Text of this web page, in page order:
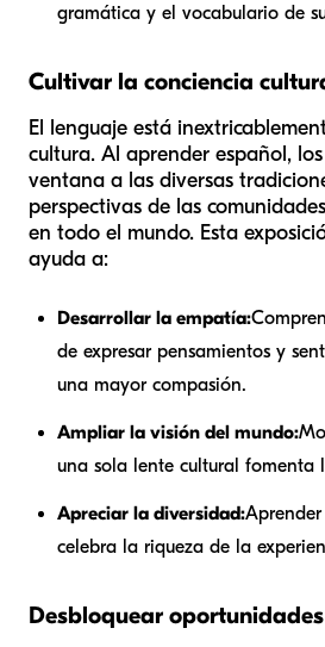
gramática y el vocabulario de
Cultivar la conciencia
El lenguaje está
cultura. Al aprender español,
ventana a las diversas
perspectivas de las
en todo el mundo. Esta
ayuda a:
Desarrollar la empatía:
de expresar pensamientos y
una mayor compasión.
Ampliar la visión del mundo:
una sola lente cultural fomenta
Apreciar la diversidad:
celebra la riqueza de la
Desbloquear